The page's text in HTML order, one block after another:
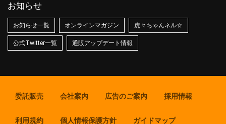
お知らせ
お知らせ一覧 オンラインマガジン 虎々ちゃんネル☆
公式Twitter一覧 通販アップデート情報
委託販売 会社案内 広告のご案内 採用情報
利用規約 個人情報保護方針 ガイドマップ